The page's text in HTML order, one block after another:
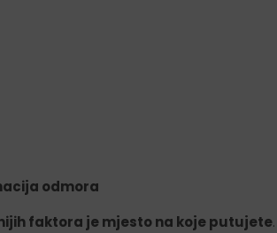
odmora
faktora je mjesto na koje putujete.